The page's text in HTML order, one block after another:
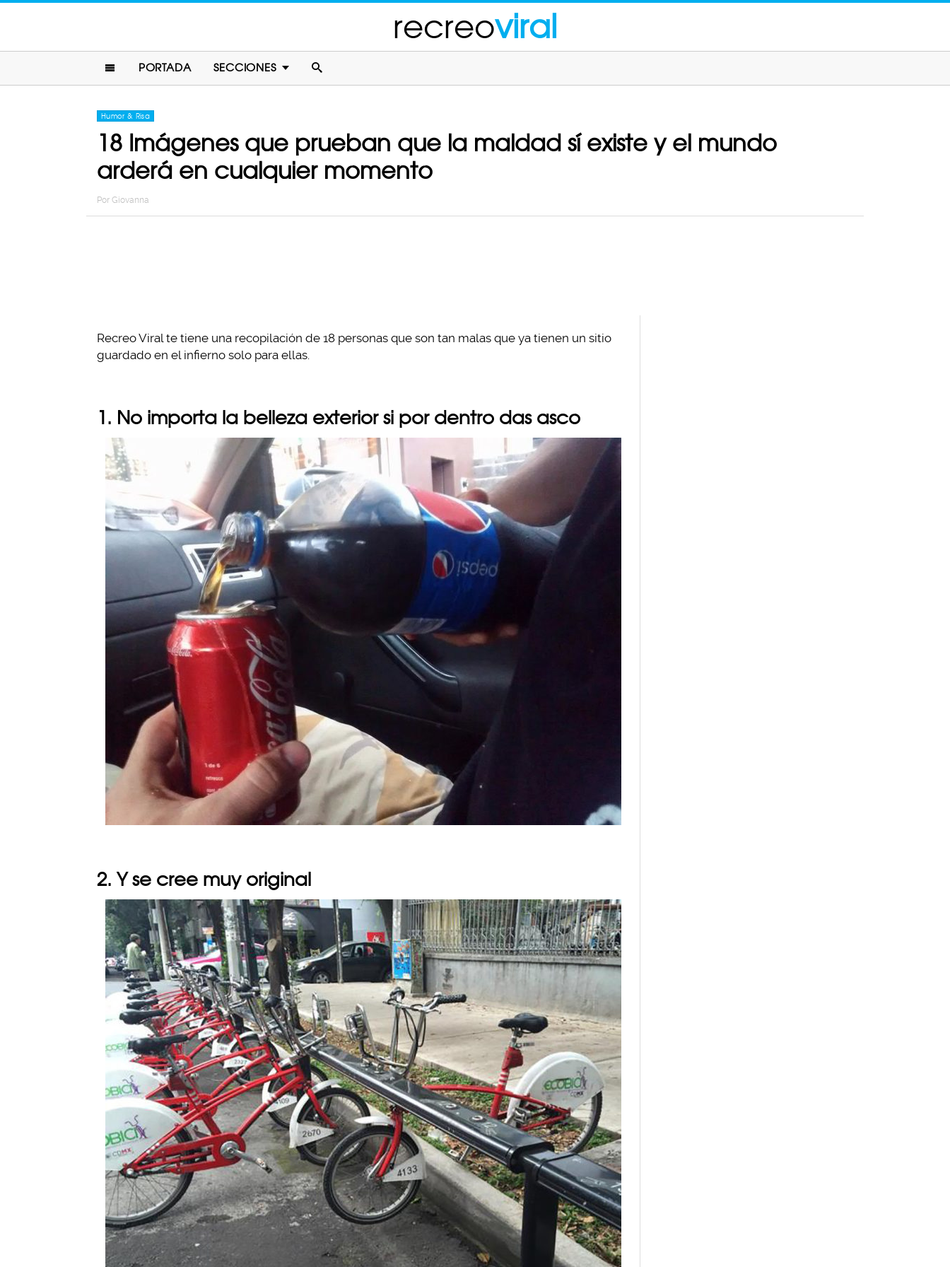
recreoviral
PORTADA SECCIONES
Humor & Risa
18 Imágenes que prueban que la maldad sí existe y el mundo
arderá en cualquier momento
Por Giovanna
Recreo Viral te tiene una recopilación de 18 personas que son tan malas que ya tienen un sitio
guardado en el infierno solo para ellas.
1. No importa la belleza exterior si por dentro das asco
2. Y se cree muy original